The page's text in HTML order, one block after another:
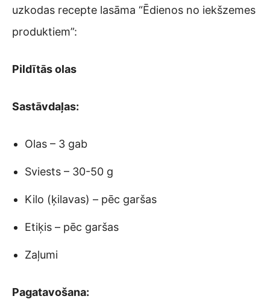
uzkodas recepte lasāma “Ēdienos no iekšzemes
produktiem”:
Pildītās olas
Sastāvdaļas:
Olas – 3 gab
Sviests – 30-50 g
Kilo (ķilavas) – pēc garšas
Etiķis – pēc garšas
Zaļumi
Pagatavošana: